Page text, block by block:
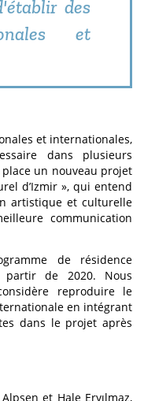
des
et
et internationales,
dans plusieurs
place un nouveau projet
d’Izmir », qui entend
artistique et culturelle
communication
de résidence
de 2020. Nous
reproduire le
en intégrant
dans le projet après
et Hale Eryılmaz,